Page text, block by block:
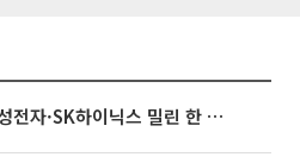
[베스트&워스트] 삼성전자·SK하이닉스 밀린 한 주…상상인증권은 85% 급등